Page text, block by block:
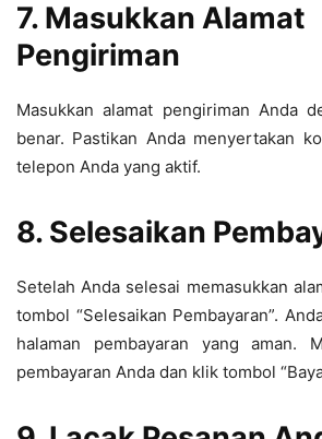
7. Masukkan Alamat
Pengiriman
Masukkan alamat pengiriman Anda
benar. Pastikan Anda menyertakan
telepon Anda yang aktif.
8. Selesaikan
Setelah Anda selesai memasukkan
tombol “Selesaikan Pembayaran”.
halaman pembayaran yang aman.
pembayaran Anda dan klik tombol